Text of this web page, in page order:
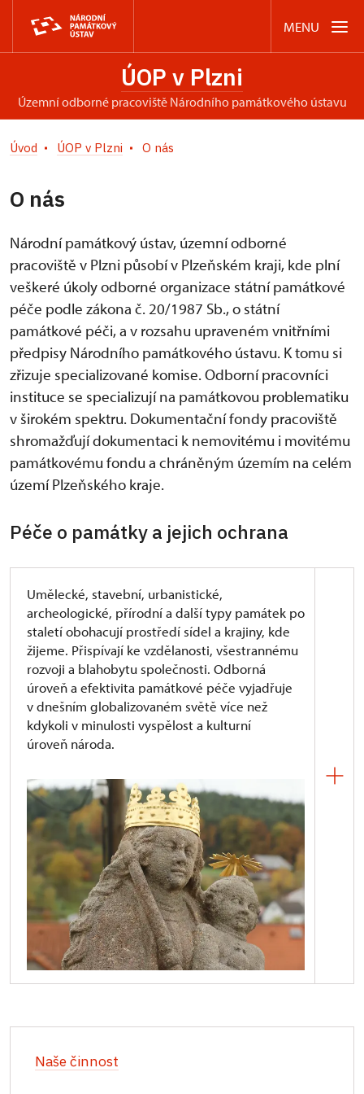
MENU
ÚOP v Plzni
územní odborné pracoviště Národního památkového ústavu
Úvod ÚOP v Plzni O nás
O nás
Národní památkový ústav, územní odborné
pracoviště v Plzni působí v Plzeňském kraji, kde plní
veškeré úkoly odborné organizace státní památkové
péče podle zákona č. 20/1987 Sb., o státní
památkové péči, a v rozsahu upraveném vnitřními
předpisy Národního památkového ústavu. K tomu si
zřizuje specializované komise. Odborní pracovníci
instituce se specializují na památkovou problematiku
v širokém spektru. Dokumentační fondy pracoviště
shromažďují dokumentaci k nemovitému i movitému
památkovému fondu a chráněným územím na celém
území Plzeňského kraje.
Péče o památky a jejich ochrana
Umělecké, stavební, urbanistické,
archeologické, přírodní a další typy památek po
staletí obohacují prostředí sídel a krajiny, kde
žijeme. Přispívají ke vzdělanosti, všestrannému
rozvoji a blahobytu společnosti. Odborná
úroveň a efektivita památkové péče vyjadřuje
v dnešním globalizovaném světě více než
kdykoli v minulosti vyspělost a kulturní
úroveň národa.
chráněná území jsou v České republice – a tudíž
domácího a cizineckého cestovního ruchu. Jsou
Naše činnost